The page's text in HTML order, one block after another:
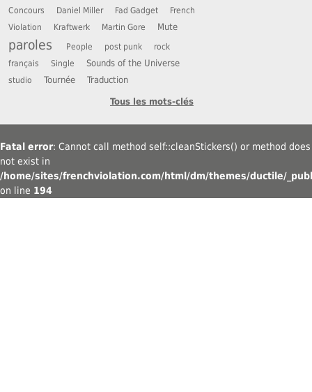
Concours
Daniel Miller Fad Gadget
French
Violation
Kraftwerk Martin Gore Mute
paroles People post punk
rock
français
Single Sounds of the Universe
studio Tournée Traduction
Tous les mots-clés
Fatal error: Cannot call method self::cleanStickers() or method does
not exist in
/home/sites/frenchviolation.com/html/dm/themes/ductile/
on line 194